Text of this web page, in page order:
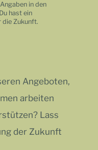
in den
hast ein
Zukunft.
Angeboten,
arbeiten
Lass
der Zukunft